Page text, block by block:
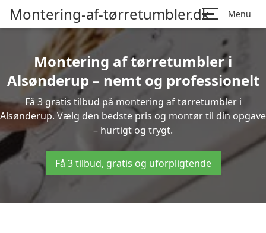
Montering-af-tørretumbler.dk Menu
Montering af tørretumbler i
Alsønderup – nemt og professionelt
Få 3 gratis tilbud på montering af tørretumbler i
Alsønderup. Vælg den bedste pris og montør til din opgave
– hurtigt og trygt.
Få 3 tilbud, gratis og uforpligtende